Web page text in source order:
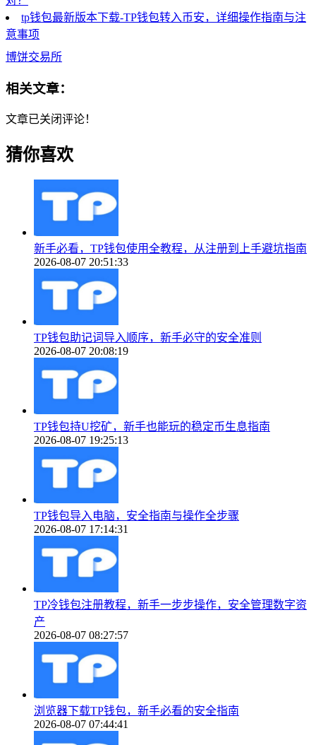
tp钱包最新版本下载-TP钱包转入币安，详细操作指南与注
意事项
博饼交易所
相关文章：
文章已关闭评论！
猜你喜欢
新手必看，TP钱包使用全教程，从注册到上手避坑指南
2026-08-07 20:51:33
TP钱包助记词导入顺序，新手必守的安全准则
2026-08-07 20:08:19
TP钱包持U挖矿，新手也能玩的稳定币生息指南
2026-08-07 19:25:13
TP钱包导入电脑，安全指南与操作全步骤
2026-08-07 17:14:31
TP冷钱包注册教程，新手一步步操作，安全管理数字资
产
2026-08-07 08:27:57
浏览器下载TP钱包，新手必看的安全指南
2026-08-07 07:44:41